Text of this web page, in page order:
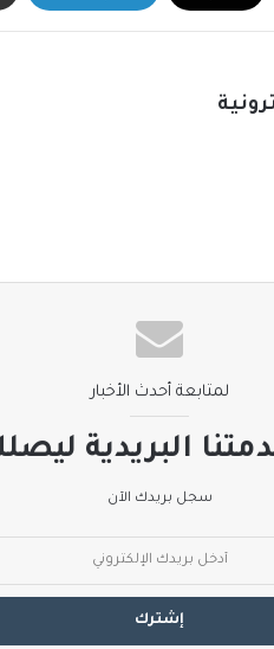
لمتابعة أحدث الأخبار
البريدية
سجل بريدك الآن